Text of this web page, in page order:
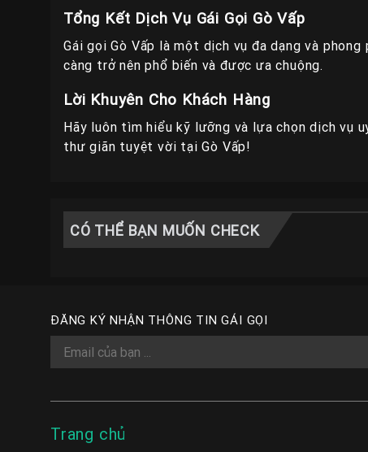
Tổng Kết Dịch Vụ Gái Gọi Gò Vấp
Gái gọi Gò Vấp là một dịch vụ đa dạng và
càng trở nên phổ biến và được ưa chuộng.
Lời Khuyên Cho Khách Hàng
Hãy luôn tìm hiểu kỹ lưỡng và lựa chọn dịch vụ
thư giãn tuyệt vời tại Gò Vấp!
CÓ THỂ BẠN MUỐN CHECK
ĐĂNG KÝ NHẬN THÔNG TIN GÁI GỌI
Trang chủ